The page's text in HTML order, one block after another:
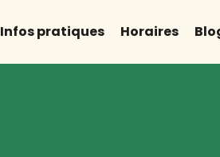
Infos pratiques Horaires